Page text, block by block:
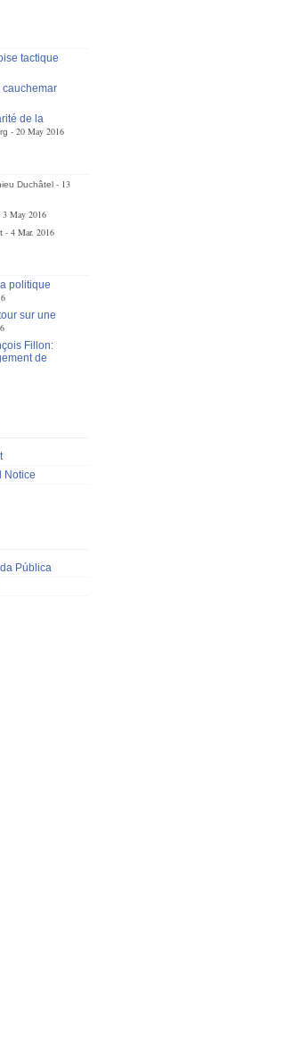
tactique
cauchemar
de la
20 May 2016
Duchâtel
13
3 May 2016
4 Mar. 2016
politique
sur une
Fillon:
de
Notice
Pública